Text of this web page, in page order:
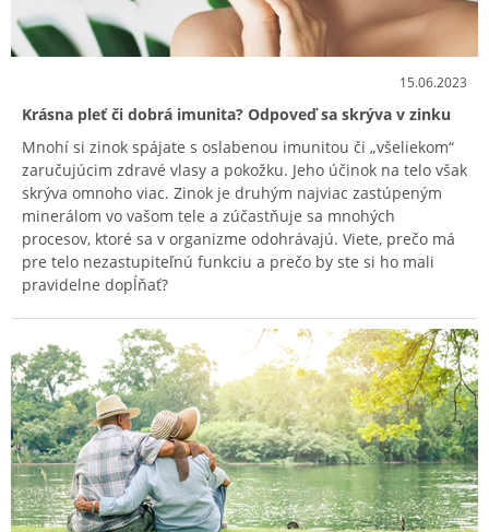
15.06.2023
Krásna pleť či dobrá imunita? Odpoveď sa skrýva v zinku
Mnohí si zinok spájate s oslabenou imunitou či „všeliekom“
zaručujúcim zdravé vlasy a pokožku. Jeho účinok na telo však
skrýva omnoho viac. Zinok je druhým najviac zastúpeným
minerálom vo vašom tele a zúčastňuje sa mnohých
procesov, ktoré sa v organizme odohrávajú. Viete, prečo má
pre telo nezastupiteľnú funkciu a prečo by ste si ho mali
pravidelne dopĺňať?